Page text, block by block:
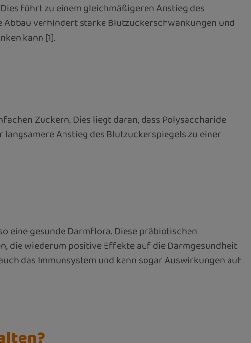
führt zu einem gleichmäßigeren Anstieg des
Abbau verhindert starke Blutzuckerschwankungen und
kann [1].
Zuckern. Dies liegt daran, dass Polysaccharide
Anstieg des Blutzuckerspiegels zu einer
eine gesunde Darmflora. Diese präbiotischen
die wiederum positive Effekte auf die Darmgesundheit
das Immunsystem und kann sogar Auswirkungen auf